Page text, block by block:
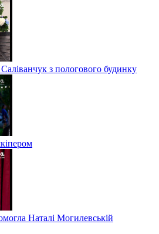
з пологового будинку
Наталі Могилевській